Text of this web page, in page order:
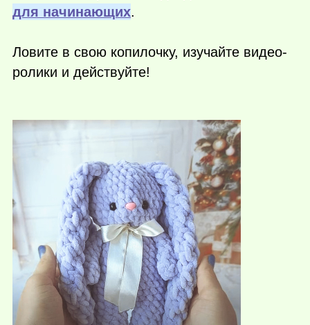
для начинающих.
Ловите в свою копилочку, изучайте видео-
ролики и действуйте!